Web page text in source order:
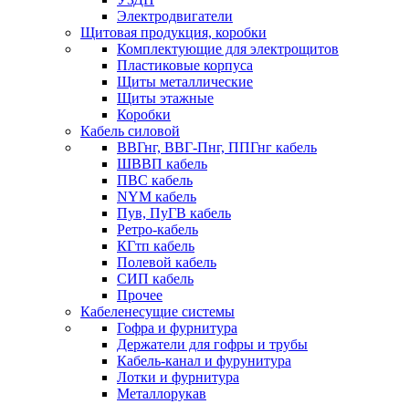
Электродвигатели
Щитовая продукция, коробки
Комплектующие для электрощитов
Пластиковые корпуса
Щиты металлические
Щиты этажные
Коробки
Кабель силовой
ВВГнг, ВВГ-Пнг, ППГнг кабель
ШВВП кабель
ПВС кабель
NYM кабель
Пув, ПуГВ кабель
Ретро-кабель
КГтп кабель
Полевой кабель
СИП кабель
Прочее
Кабеленесущие системы
Гофра и фурнитура
Держатели для гофры и трубы
Кабель-канал и фурунитура
Лотки и фурнитура
Металлорукав